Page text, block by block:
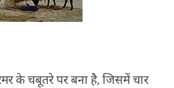
के चबूतरे पर बना है, जिसमें चार